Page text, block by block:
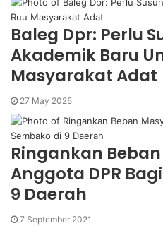
Baleg Dpr: Perlu
Akademik Baru
Masyarakat Adat
27 May 2025
Ringankan
Anggota DPR
9 Daerah
7 September 2021